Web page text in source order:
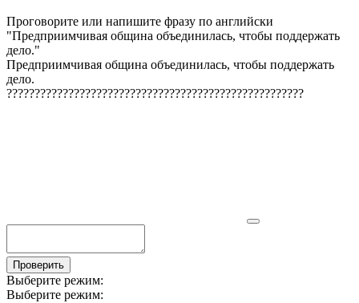
Проговорите или напишите фразу по английски
"Предприимчивая община объединилась, чтобы поддержать
дело."
Предприимчивая община объединилась, чтобы поддержать
дело.
?????????????????????????????????????????????????????
Проверить
Выберите режим:
Выберите режим: